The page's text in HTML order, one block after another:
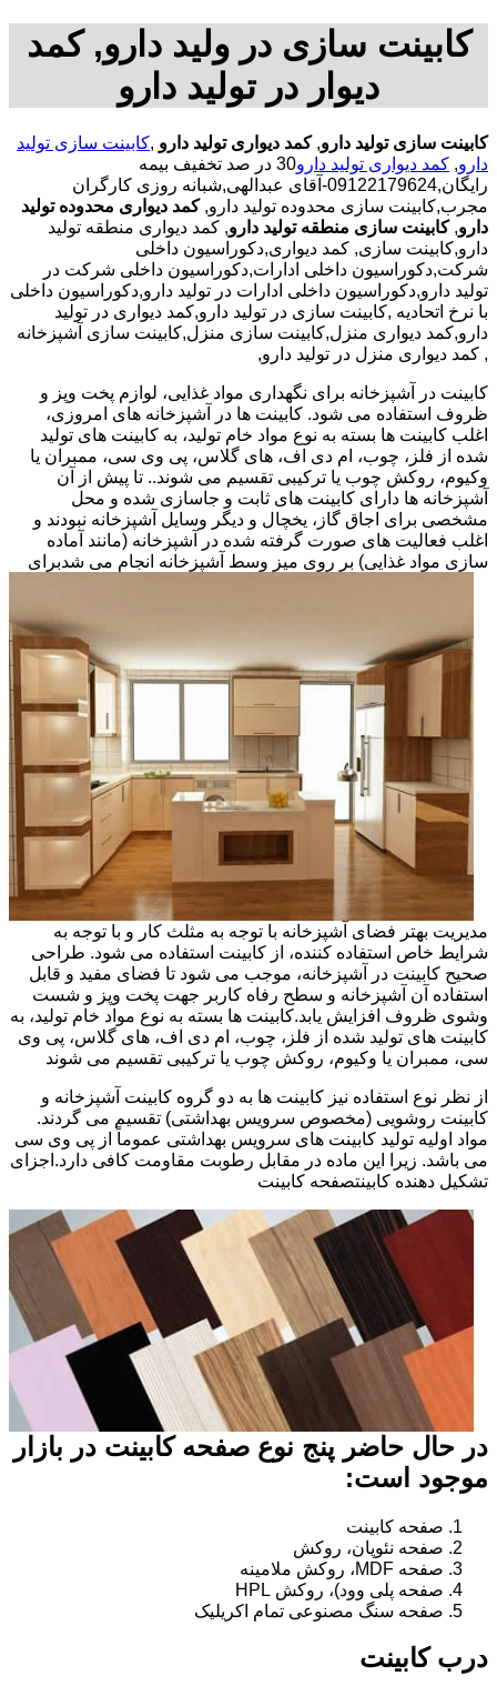
کابینت سازی در ولید دارو, کمد
دیوار در تولید دارو
کابینت سازی تولید دارو,کمد دیواری تولید دارو ,کابینت سازی تولید
دارو, کمد دیواری تولید دارو
30 در صد تخفیف بیمه
رایگان,09122179624-آقای عبدالهی,شبانه روزی کارگران
مجرب,کابینت سازی محدوده تولید دارو,کمد دیواری محدوده تولید
دارو, کابینت سازی منطقه تولید دارو, کمد دیواری منطقه تولید
دارو,کابینت سازی, کمد دیواری,دکوراسیون داخلی
شرکت,دکوراسیون داخلی ادارات,دکوراسیون داخلی شرکت در
تولید دارو,دکوراسیون داخلی ادارات در تولید دارو,دکوراسیون داخلی
با نرخ اتحادیه ,کابینت سازی در تولید دارو,کمد دیواری در تولید
دارو,کمد دیواری منزل,کابینت سازی منزل,کابینت سازی آشپزخانه
, کمد دیواری منزل در تولید دارو,
کابینت در آشپزخانه برای نگهداری مواد غذایی، لوازم پخت وپز و
ظروف استفاده می شود. کابینت ها در آشپزخانه های امروزی،
اغلب کابینت ها بسته به نوع مواد خام تولید، به کابینت های تولید
شده از فلز، چوب، ام دی اف، های گلاس، پی وی سی، ممبران یا
وکیوم، روکش چوب یا ترکیبی تقسیم می شوند.. تا پیش از آن
آشپزخانه ها دارای کابینت های ثابت و جاسازی شده و محل
مشخصی برای اجاق گاز، یخچال و دیگر وسایل آشپزخانه نبودند و
اغلب فعالیت های صورت گرفته شده در آشپزخانه (مانند آماده
سازی مواد غذایی) بر روی میز وسط آشپزخانه انجام می شدبرای
مدیریت بهتر فضای آشپزخانه با توجه به مثلث کار و با توجه به
شرایط خاص استفاده کننده، از کابینت استفاده می شود. طراحی
صحیح کابینت در آشپزخانه، موجب می شود تا فضای مفید و قابل
استفاده آن آشپزخانه و سطح رفاه کاربر جهت پخت وپز و شست
وشوی ظروف افزایش یابد.کابینت ها بسته به نوع مواد خام تولید، به
کابینت های تولید شده از فلز، چوب، ام دی اف، های گلاس، پی وی
سی، ممبران یا وکیوم، روکش چوب یا ترکیبی تقسیم می شوند
از نظر نوع استفاده نیز کابینت ها به دو گروه کابینت آشپزخانه و
کابینت روشویی (مخصوص سرویس بهداشتی) تقسیم می گردند.
مواد اولیه تولید کابینت های سرویس بهداشتی عموماً از پی وی سی
می باشد. زیرا این ماده در مقابل رطوبت مقاومت کافی دارد.اجزای
تشکیل دهنده کابینتصفحه کابینت
در حال حاضر پنج نوع صفحه کابینت در بازار
موجود است:
صفحه کابینت
صفحه نئوپان، روکش
صفحه MDF، روکش ملامینه
صفحه پلی وود)، روکش HPL
صفحه سنگ مصنوعی تمام اکریلیک
درب کابینت